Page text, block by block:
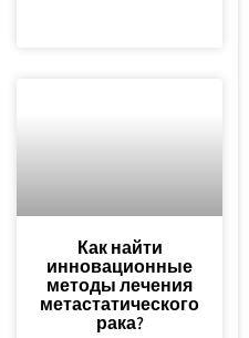
Как найти
инновационные
методы лечения
метастатического
рака?